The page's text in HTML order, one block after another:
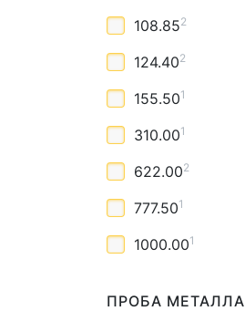
108.852
124.402
155.501
310.001
622.002
777.501
1000.001
ПРОБА МЕТАЛЛА